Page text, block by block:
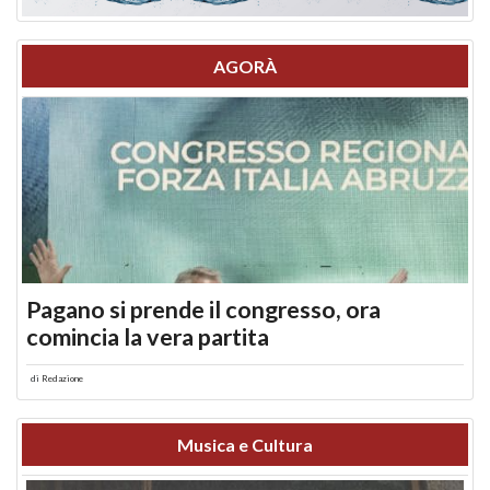
AGORÀ
Pagano si prende il congresso, ora
comincia la vera partita
di Redazione
Musica e Cultura